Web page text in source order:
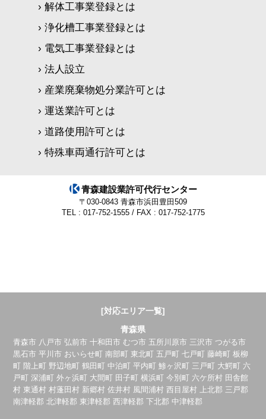
› 解体工事業登録とは
› 浄化槽工事業登録とは
› 電気工事業登録とは
› 法人設立
› 産業廃棄物処分業許可とは
› 運送業許可とは
› 道路使用許可とは
› 特殊車両通行許可とは
青森建設業許可代行センター
〒030-0843 青森市浜田豊田509
TEL : 017-752-1555 / FAX : 017-752-1775
[対応エリア一覧]
青森県
青森市 八戸市 弘前市 十和田市 むつ市 五所川原市 三沢市 つがる市
黒石市 平川市 おいらせ町 南部町 東北町 五戸町 七戸町 藤崎町 板柳
町 階上町 野辺地町 鶴田町 中泊町 平内町 鯵ヶ沢町 三戸町 大鰐町 六
戸町 深浦町 外ヶ浜町 大間町 田子町 横浜町 今別町 六ケ所村 田舎館
村 東通村 村蓬田村 新郷村 佐井村 風間浦村 西目屋村 上北郡 三戸郡
南津軽郡 北津軽郡 東津軽郡 西津軽郡 下北郡 中津軽郡